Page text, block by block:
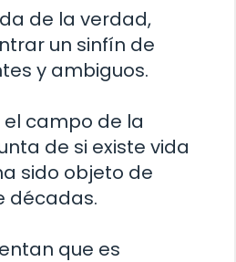
de la verdad,
un sinfín de
y ambiguos.
el campo de la
de si existe vida
sido objeto de
décadas.
que es